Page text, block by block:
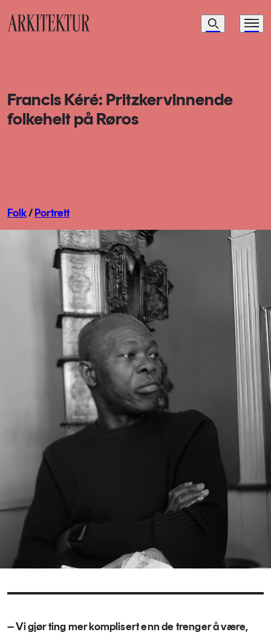
Navigasjon
Søk Meny
Francis Kéré: Pritzkervinnende
folkehelt på Røros
Folk/Portrett
– Vi gjør ting mer komplisert enn de trenger å være,